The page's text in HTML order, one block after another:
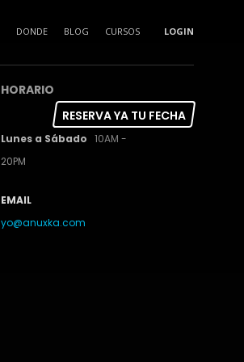
DONDE BLOG CURSOS LOGIN
RESERVA YA TU FECHA
HORARIO
Lunes a Sábado 10AM -
20PM
EMAIL
yo@anuxka.com